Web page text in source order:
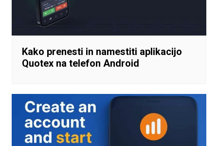
Kako prenesti in namestiti aplikacijo
Quotex na telefon Android